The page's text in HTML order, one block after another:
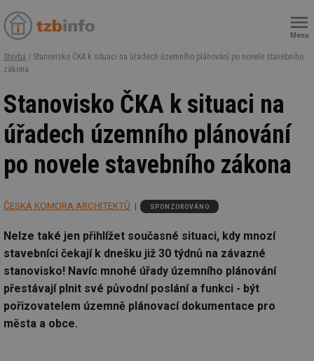
Menu
Stavba / Stanovisko ČKA k situaci na úřadech územního plánování po novele stavebního
zákona
Stanovisko ČKA k situaci na
úřadech územního plánování
po novele stavebního zákona
ČESKÁ KOMORA ARCHITEKTŮ SPONZOROVÁNO
Nelze také jen přihlížet současné situaci, kdy mnozí
stavebníci čekají k dnešku již 30 týdnů na závazné
stanovisko! Navíc mnohé úřady územního plánování
přestávají plnit své původní poslání a funkci - být
pořizovatelem územně plánovací dokumentace pro
města a obce.